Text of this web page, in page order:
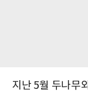
지난 5월 두나무